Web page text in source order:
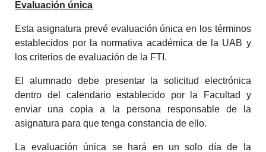
Evaluación única
Esta asignatura prevé evaluación única en los términos
establecidos por la normativa académica de la UAB y
los criterios de evaluación de la FTI.
El alumnado debe presentar la solicitud electrónica
dentro del calendario establecido por la Facultad y
enviar una copia a la persona responsable de la
asignatura para que tenga constancia de ello.
La evaluación única se hará en un solo día de la